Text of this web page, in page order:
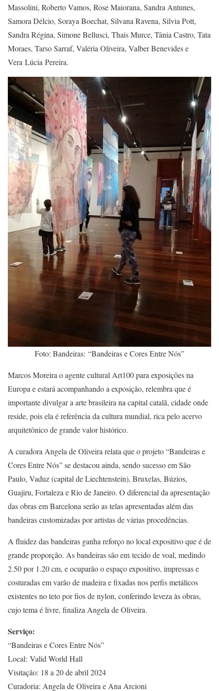
Massolini, Roberto Vamos, Rose Maiorana, Sandra Antunes,
Samora Délcio, Soraya Boechat, Silvana Ravena, Silvia Pott,
Sandra Régina, Simone Bellusci, Thais Murce, Tânia Castro, Tata
Moraes, Tarso Sarraf, Valéria Oliveira, Valber Benevides e
Vera Lúcia Pereira.
Foto: Bandeiras: “Bandeiras e Cores Entre Nós”
Marcos Moreira o agente cultural Art100 para exposições na
Europa e estará acompanhando a exposição, relembra que é
importante ‍divulgar a arte brasileira na capital catalã, cidade onde
reside, pois ela é referência da cultura mundial, rica pelo acervo
arquitetônico de grande valor histórico.
A curadora Angela de Oliveira relata que o projeto “Bandeiras e
Cores Entre Nós” se destacou ainda, sendo sucesso em São
Paulo, Vaduz (capital de Liechtenstein), Bruxelas, Búzios,
Guajiru, Fortaleza e Rio de Janeiro. O diferencial da apresentação
das obras em Barcelona serão as telas apresentadas além das
bandeiras customizadas por artistas de várias procedências.
A fluidez das bandeiras ganha reforço no local expositivo que é de
grande proporção. As bandeiras são em tecido de voal, medindo
2.50 por 1.20 cm, e ocuparão o espaço expositivo, impressas e
costuradas em varão de madeira e fixadas nos perfis metálicos
existentes no teto por fios de nylon, conferindo leveza às obras,
cujo tema é livre, finaliza Angela de Oliveira.
Serviço:
“Bandeiras e Cores Entre Nós”
Local: Valid World Hall
Visitação: 18 a 20 de abril 2024
Curadoria: Angela de Oliveira e Ana Arcioni